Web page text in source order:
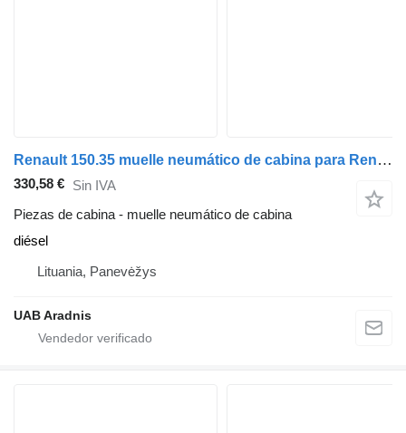
Renault 150.35 muelle neumático de cabina para Renault MASCOTT Flatbed coche
330,58 € Sin IVA
Piezas de cabina - muelle neumático de cabina
diésel
Lituania, Panevėžys
UAB Aradnis